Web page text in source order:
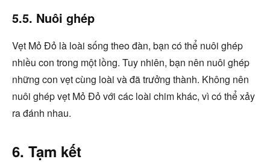
5.5. Nuôi ghép
Vẹt Mỏ Đỏ là loài sống theo đàn, bạn có thể nuôi ghép
nhiều con trong một lồng. Tuy nhiên, bạn nên nuôi ghép
những con vẹt cùng loài và đã trưởng thành. Không nên
nuôi ghép vẹt Mỏ Đỏ với các loài chim khác, vì có thể xảy
ra đánh nhau.
6. Tạm kết